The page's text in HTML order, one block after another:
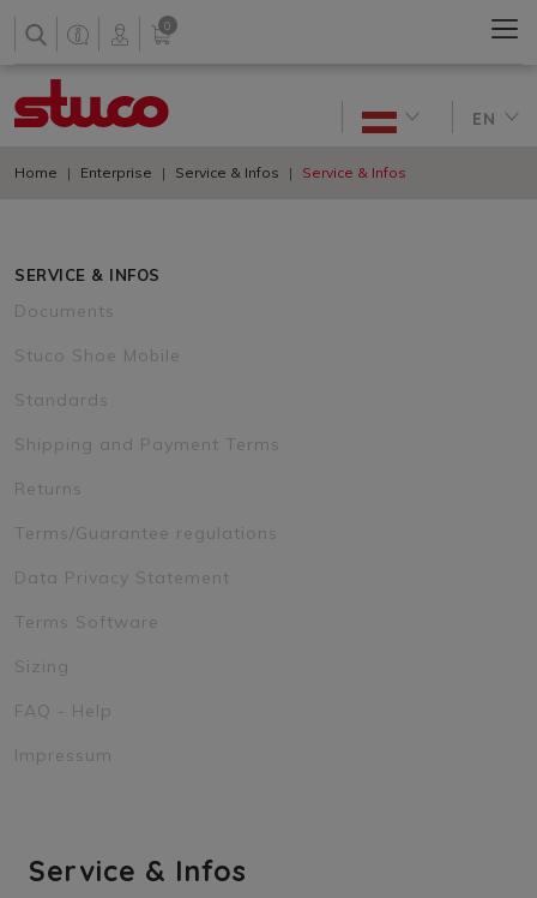
0
EN
Home Enterprise Service & Infos Service & Infos
Service & Infos
SERVICE & INFOS
Documents
Stuco Shoe Mobile
Standards
Shipping and Payment Terms
Returns
Terms/Guarantee regulations
Data Privacy Statement
Terms Software
Sizing
FAQ - Help
Impressum